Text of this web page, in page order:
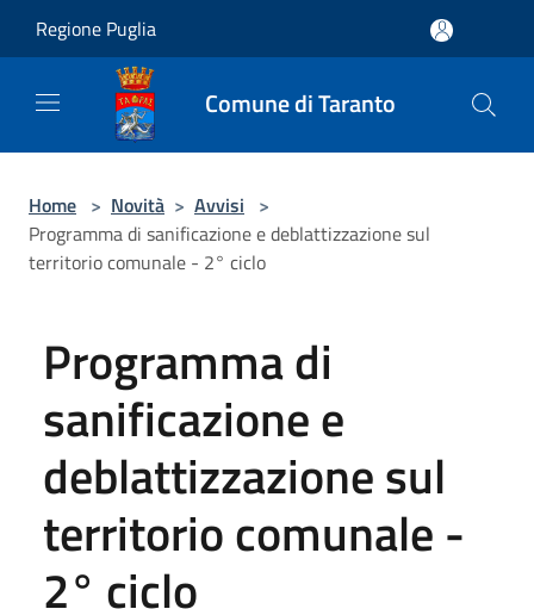
Regione Puglia
Comune di Taranto
Home > Novità > Avvisi >
Programma di sanificazione e deblattizzazione sul
territorio comunale - 2° ciclo
Programma di
sanificazione e
deblattizzazione sul
territorio comunale -
2° ciclo